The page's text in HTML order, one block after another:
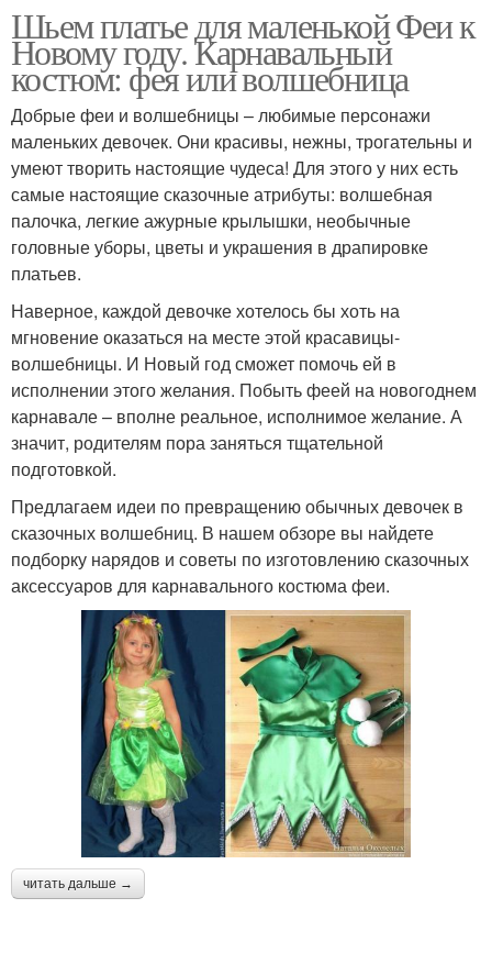
Шьем платье для маленькой Феи к
Новому году. Карнавальный
костюм: фея или волшебница
Добрые феи и волшебницы – любимые персонажи
маленьких девочек. Они красивы, нежны, трогательны и
умеют творить настоящие чудеса! Для этого у них есть
самые настоящие сказочные атрибуты: волшебная
палочка, легкие ажурные крылышки, необычные
головные уборы, цветы и украшения в драпировке
платьев.
Наверное, каждой девочке хотелось бы хоть на
мгновение оказаться на месте этой красавицы-
волшебницы. И Новый год сможет помочь ей в
исполнении этого желания. Побыть феей на новогоднем
карнавале – вполне реальное, исполнимое желание. А
значит, родителям пора заняться тщательной
подготовкой.
Предлагаем идеи по превращению обычных девочек в
сказочных волшебниц. В нашем обзоре вы найдете
подборку нарядов и советы по изготовлению сказочных
аксессуаров для карнавального костюма феи.
читать дальше →